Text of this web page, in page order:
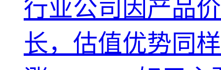
行业公司因产品
长，估值优势同